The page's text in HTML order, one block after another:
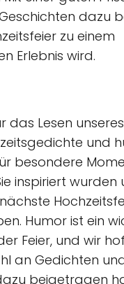
dazu
zu einem
Erlebnis wird.
das Lesen
und
besondere
inspiriert wurden
Humor ist ein
Feier, und wir
an Gedichten
beigetragen